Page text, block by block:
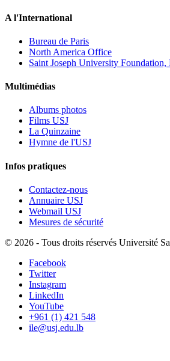
A l'International
Bureau de Paris
North America Office
Saint Joseph University
Multimédias
Albums photos
Films USJ
La Quinzaine
Hymne de l'USJ
Infos pratiques
Contactez-nous
Annuaire USJ
Webmail USJ
Mesures de sécurité
© 2026 - Tous droits réservés Université
Facebook
Twitter
Instagram
LinkedIn
YouTube
+961 (1) 421 548
ile@usj.edu.lb